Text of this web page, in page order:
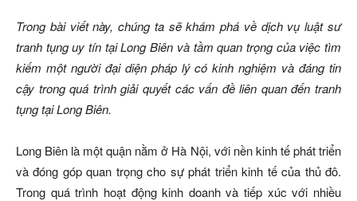
Trong bài viết này, chúng ta sẽ khám phá về dịch vụ luật sư
tranh tụng uy tín tại Long Biên và tầm quan trọng của việc tìm
kiếm một người đại diện pháp lý có kinh nghiệm và đáng tin
cậy trong quá trình giải quyết các vấn đề liên quan đến tranh
tụng tại Long Biên.
Long Biên là một quận nằm ở Hà Nội, với nền kinh tế phát triển
và đóng góp quan trọng cho sự phát triển kinh tế của thủ đô.
Trong quá trình hoạt động kinh doanh và tiếp xúc với nhiều